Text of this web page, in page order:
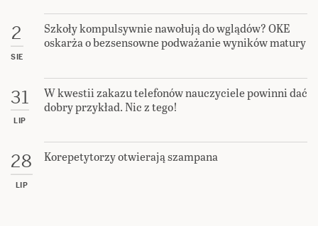
2
SIE
Szkoły kompulsywnie nawołują do wglądów? OKE
oskarża o bezsensowne podważanie wyników matury
31
LIP
W kwestii zakazu telefonów nauczyciele powinni dać
dobry przykład. Nic z tego!
28
LIP
Korepetytorzy otwierają szampana